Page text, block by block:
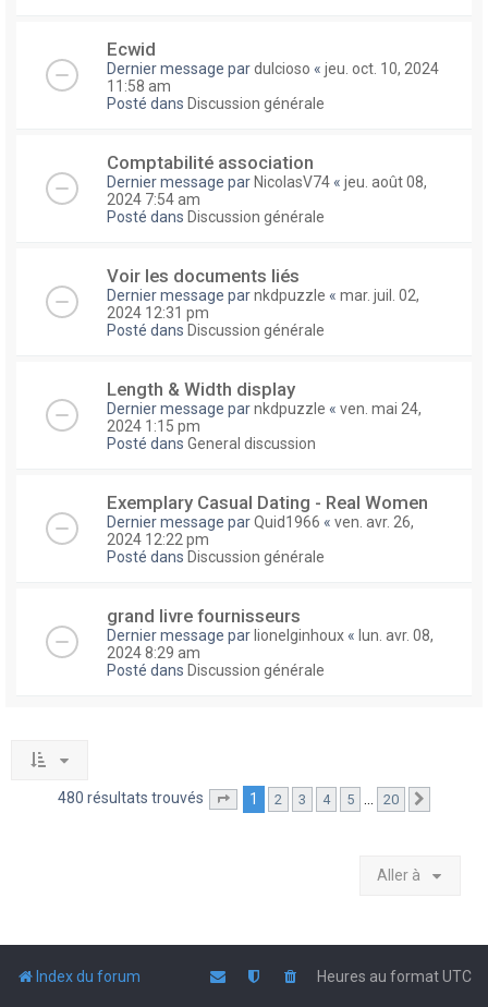
Ecwid
Dernier message pardulcioso « jeu. oct. 10, 2024
11:58 am
Posté dans Discussion générale
Comptabilité association
Dernier message par NicolasV74 « jeu. août 08,
2024 7:54 am
Posté dans Discussion générale
Voir les documents liés
Dernier message parnkdpuzzle « mar. juil. 02,
2024 12:31 pm
Posté dans Discussion générale
Length & Width display
Dernier message parnkdpuzzle « ven. mai 24,
2024 1:15 pm
Posté dans General discussion
Exemplary Сasual Dating - Real Women
Dernier message parQuid1966 « ven. avr. 26,
2024 12:22 pm
Posté dans Discussion générale
grand livre fournisseurs
Dernier message par lionelginhoux « lun. avr. 08,
2024 8:29 am
Posté dans Discussion générale
480 résultats trouvés Page sur20
1 2 3 4 5 … 20
Aller à
Index du forum Heures au formatUTC